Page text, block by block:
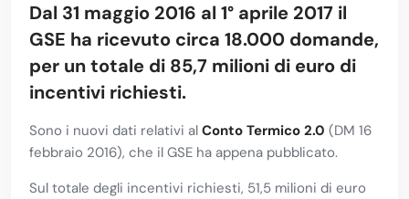
Dal 31 maggio 2016 al 1° aprile 2017 il
GSE ha ricevuto circa 18.000 domande,
per un totale di 85,7 milioni di euro di
incentivi richiesti.
Sono i nuovi dati relativi al Conto Termico 2.0 (DM 16
febbraio 2016), che il GSE ha appena pubblicato.
Sul totale degli incentivi richiesti, 51,5 milioni di euro